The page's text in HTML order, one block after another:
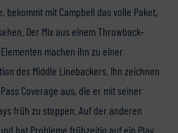
bekommt mit Campbell das volle Paket,
Der Mix aus einem Throwback-
machen ihn zu einer
des Middle Linebackers. Ihn zeichnen
Coverage aus, die er mit seiner
früh zu stoppen. Auf der anderen
hat Probleme frühzeitig auf ein Play